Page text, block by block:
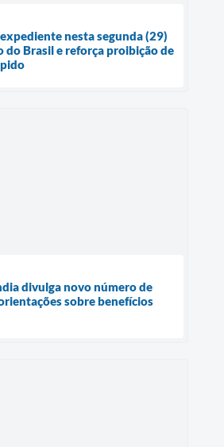
nesta segunda (29)
do Brasil e reforça proibição de
divulga novo número de
sobre benefícios